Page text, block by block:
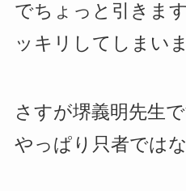
でちょっと引きま
ッキリしてしまい
さすが堺義明先生
やっぱり只者ではな